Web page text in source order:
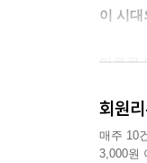
이 시대
마르쿠
수에 몰
것이다.
회원
매주 10
3,000원